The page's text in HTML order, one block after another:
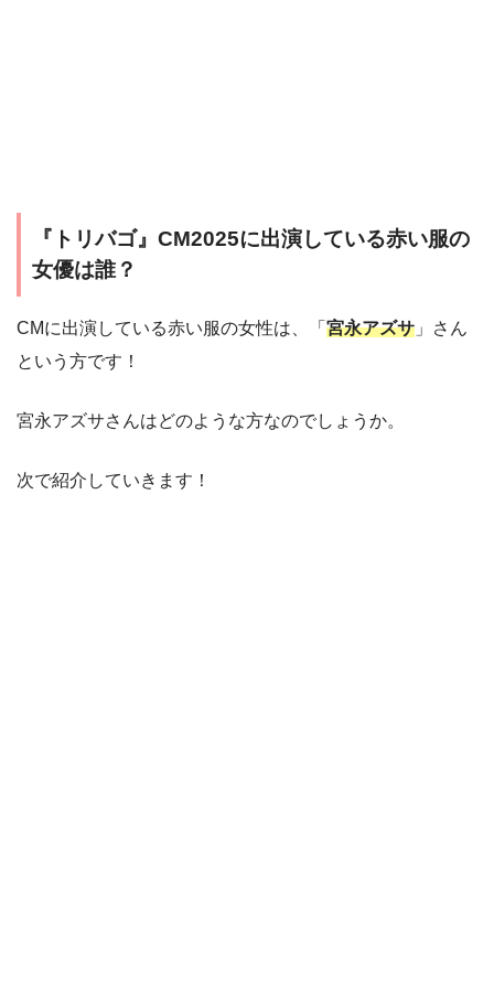
『トリバゴ』CM2025に出演している赤い服の
女優は誰？
CMに出演している赤い服の女性は、「 宮永アズサ 」さん
という方です！
宮永アズサさんはどのような方なのでしょうか。
次で紹介していきます！